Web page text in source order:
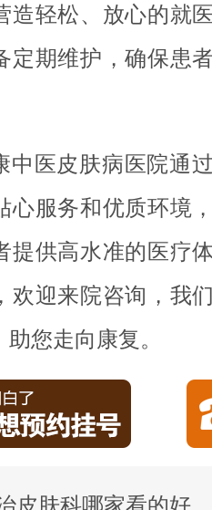
造轻松、放心的就
定期维护，确保患
中医皮肤病医院通
心服务和优质环境
提供高水准的医疗
欢迎来院咨询，我
您走向康复。
皮肤科哪家看的好